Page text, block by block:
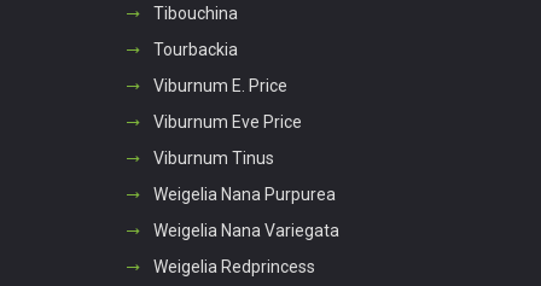
Tibouchina
Tourbackia
Viburnum E. Price
Viburnum Eve Price
Viburnum Tinus
Weigelia Nana Purpurea
Weigelia Nana Variegata
Weigelia Redprincess